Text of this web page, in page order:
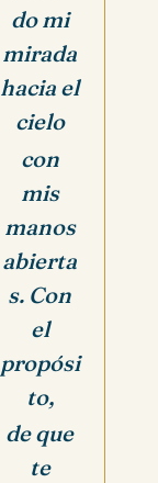
do mi
mirada
hacia el
cielo
con
mis
manos
abierta
s. Con
el
propósi
to,
de que
te